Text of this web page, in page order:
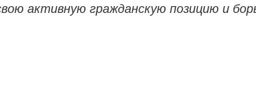
активную гражданскую позицию и